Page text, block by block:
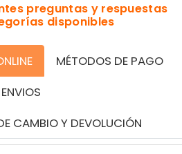
preguntas y respuestas
disponibles
MÉTODOS DE PAGO
CAMBIO Y DEVOLUCIÓN